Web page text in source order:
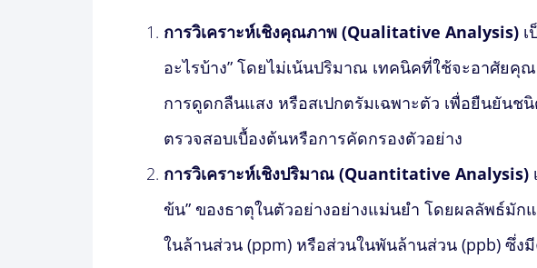
การวิเคราะห์เชิงคุณภาพ (Qualitative Analysis)
อะไรบ้าง” โดยไม่เน้นปริมาณ เทคนิคที่ใช้จะอาศัยคุ
การดูดกลืนแสง หรือสเปกตรัมเฉพาะตัว เพื่อยืนยันช
ตรวจสอบเบื้องต้นหรือการคัดกรองตัวอย่าง
การวิเคราะห์เชิงปริมาณ (Quantitative Analysis)
ข้น” ของธาตุในตัวอย่างอย่างแม่นยำ โดยผลลัพธ์มัก
ในล้านส่วน (ppm) หรือส่วนในพันล้านส่วน (ppb) ซึ่